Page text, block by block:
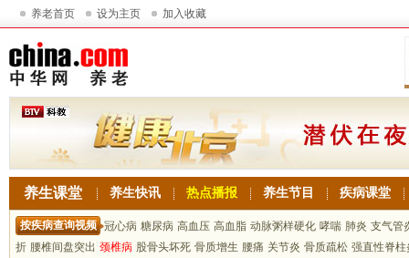
养老首页 设为主页 加入收藏
养生课堂 养生快讯 热点播报 养生节目 疾病课堂
按疾病查询视频 冠心病 糖尿病 高血压 高血脂 动脉粥样硬化 哮喘 肺炎 支气管
折 腰椎间盘突出 颈椎病 股骨头坏死 骨质增生 腰痛 关节炎 骨质疏松 强直性脊柱